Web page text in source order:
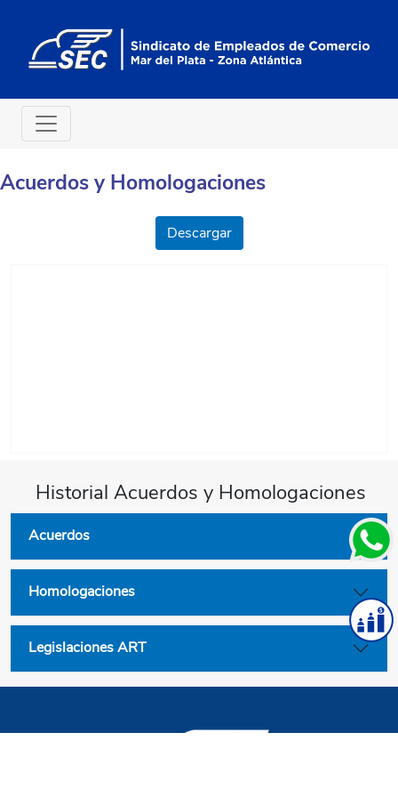
Acuerdos y Homologaciones
Descargar
Historial Acuerdos y Homologaciones
Acuerdos
Homologaciones
Legislaciones ART